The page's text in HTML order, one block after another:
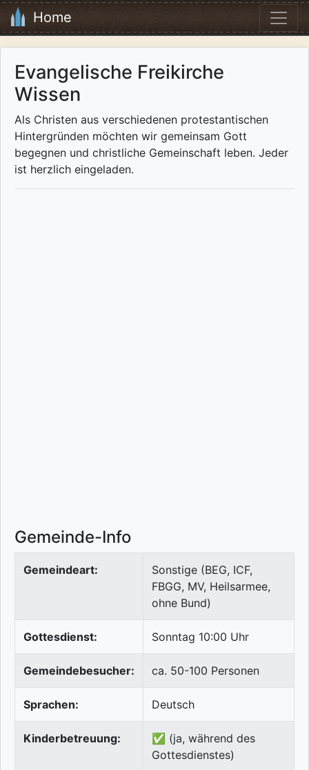
Home
Evangelische Freikirche
Wissen
Als Christen aus verschiedenen protestantischen
Hintergründen möchten wir gemeinsam Gott
begegnen und christliche Gemeinschaft leben. Jeder
ist herzlich eingeladen.
Gemeinde-Info
Gemeindeart:
Sonstige (BEG, ICF,
FBGG, MV, Heilsarmee,
ohne Bund)
Gottesdienst: Sonntag 10:00 Uhr
Gemeindebesucher: ca. 50-100 Personen
Sprachen: Deutsch
Kinderbetreuung:
✅ (ja, während des
Gottesdienstes)